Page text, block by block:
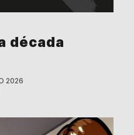
década
2026